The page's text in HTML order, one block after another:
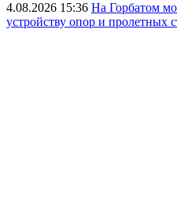
4.08.2026 15:36 На Горбатом
устройству опор и пролетных